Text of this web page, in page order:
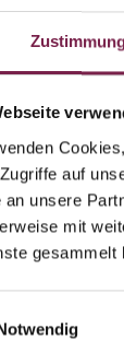
auf
an unsere
mit
gesammelt